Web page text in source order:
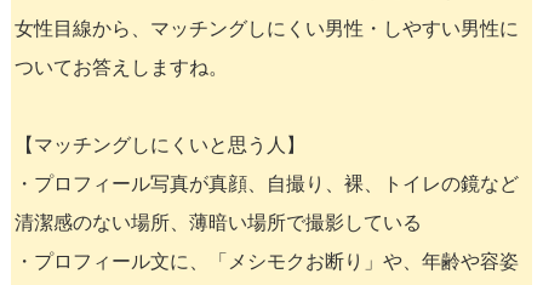
女性目線から、マッチングしにくい男性・しやすい男性に
ついてお答えしますね。
【マッチングしにくいと思う人】
・プロフィール写真が真顔、自撮り、裸、トイレの鏡など
清潔感のない場所、薄暗い場所で撮影している
・プロフィール文に、「メシモクお断り」や、年齢や容姿